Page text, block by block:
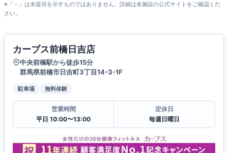
※「－」は未提供を示すものではありません。詳細は各施設の公式サイトをご確認くだ
さい。
カーブス前橋日吉店
中央前橋駅から徒歩15分
群馬県前橋市日吉町3丁目14-3-1F
駐車場 無料体験
営業時間
平日 10:00〜13:00
定休日
毎週日曜日